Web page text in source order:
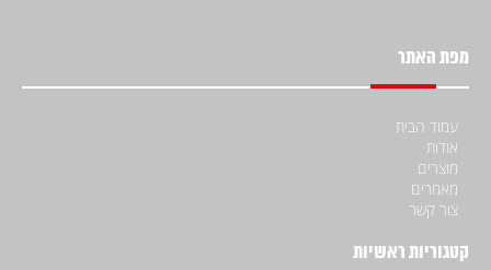
מפת האתר
עמוד הבית
אודות
מוצרים
מאמרים
צור קשר
קטגוריות ראשיות